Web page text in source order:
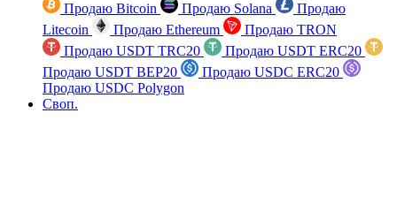
Продаю Bitcoin Продаю Solana
Продаю
Litecoin
Продаю Ethereum
Продаю TRON
Продаю USDT TRC20
Продаю USDT ERC20
Продаю USDT BEP20
Продаю USDC ERC20
Продаю USDC Polygon
Своп.